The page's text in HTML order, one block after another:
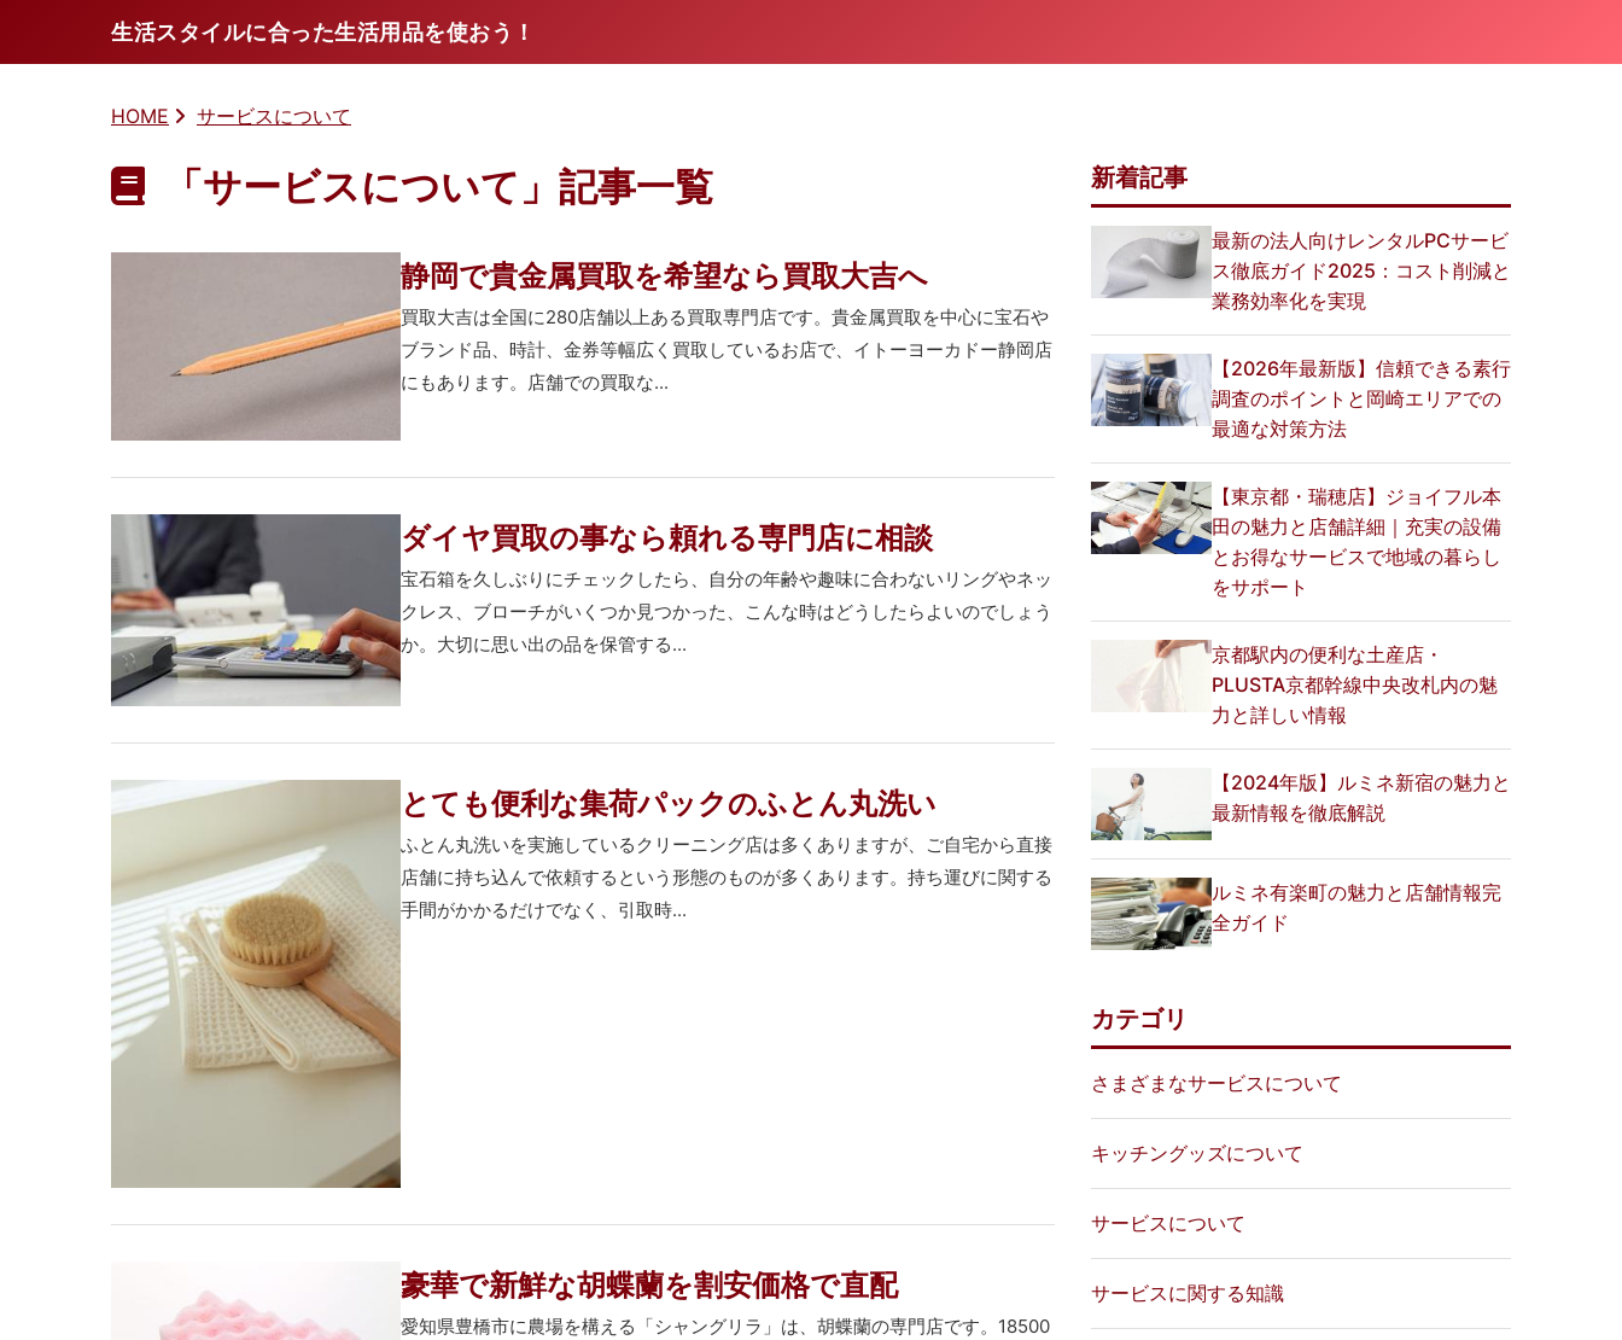
生活スタイルに合った生活用品を使おう！
HOME サービスについて
「サービスについて」記事一覧
静岡で貴金属買取を希望なら買取大吉へ
買取大吉は全国に280店舗以上ある買取専門店です。貴金属買取を中心に宝石や
ブランド品、時計、金券等幅広く買取しているお店で、イトーヨーカドー静岡店
にもあります。店舗での買取な...
ダイヤ買取の事なら頼れる専門店に相談
宝石箱を久しぶりにチェックしたら、自分の年齢や趣味に合わないリングやネッ
クレス、ブローチがいくつか見つかった、こんな時はどうしたらよいのでしょう
か。大切に思い出の品を保管する...
とても便利な集荷パックのふとん丸洗い
ふとん丸洗いを実施しているクリーニング店は多くありますが、ご自宅から直接
店舗に持ち込んで依頼するという形態のものが多くあります。持ち運びに関する
手間がかかるだけでなく、引取時...
豪華で新鮮な胡蝶蘭を割安価格で直配
愛知県豊橋市に農場を構える「シャングリラ」は、胡蝶蘭の専門店です。18500
新着記事
最新の法人向けレンタルPCサービ
ス徹底ガイド2025：コスト削減と
業務効率化を実現
【2026年最新版】信頼できる素行
調査のポイントと岡崎エリアでの
最適な対策方法
【東京都・瑞穂店】ジョイフル本
田の魅力と店舗詳細｜充実の設備
とお得なサービスで地域の暮らし
をサポート
京都駅内の便利な土産店・
PLUSTA京都幹線中央改札内の魅
力と詳しい情報
【2024年版】ルミネ新宿の魅力と
最新情報を徹底解説
ルミネ有楽町の魅力と店舗情報完
全ガイド
カテゴリ
さまざまなサービスについて
キッチングッズについて
サービスについて
サービスに関する知識